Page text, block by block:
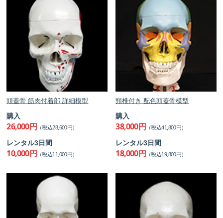
頭蓋骨 筋肉付着部 詳細模型
購入
26,000円 （税込28,600円）
レンタル3日間
10,000円 （税込11,000円）
頸椎付き 配色頭蓋骨模型
購入
38,000円 （税込41,800円）
レンタル3日間
18,000円 （税込19,800円）